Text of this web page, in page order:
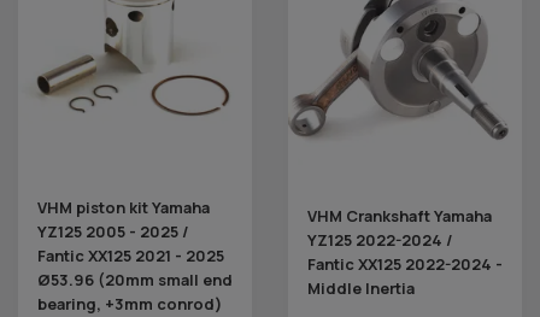
VHM piston kit Yamaha
YZ125 2005 - 2025 /
Fantic XX125 2021 - 2025
Ø53.96 (20mm small end
bearing, +3mm conrod)
VHM Crankshaft Yamaha
YZ125 2022-2024 /
Fantic XX125 2022-2024 -
Middle Inertia